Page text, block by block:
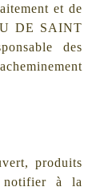
et de
DE SAINT
des
produits
notifier à la